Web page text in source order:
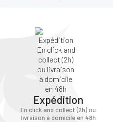
Expédition
En click and collect (2h) ou
livraison à domicile en 48h